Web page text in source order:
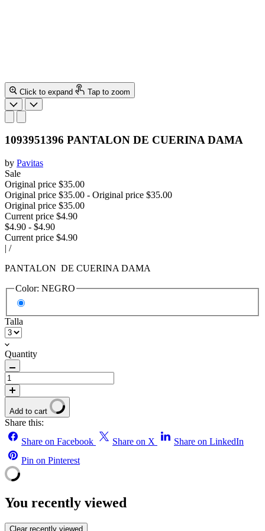
Click to expand Tap to zoom
1093951396 PANTALON DE CUERINA DAMA
by Pavitas
Sale
Original price $35.00
Original price $35.00 - Original price $35.00
Original price $35.00
Current price $4.90
$4.90 - $4.90
Current price $4.90
| /
PANTALON DE CUERINA DAMA
Color: NEGRO
Talla
Quantity
Add to cart
Share this:
Share on Facebook
Share on X
Share on LinkedIn
Pin on Pinterest
You recently viewed
Clear recently viewed